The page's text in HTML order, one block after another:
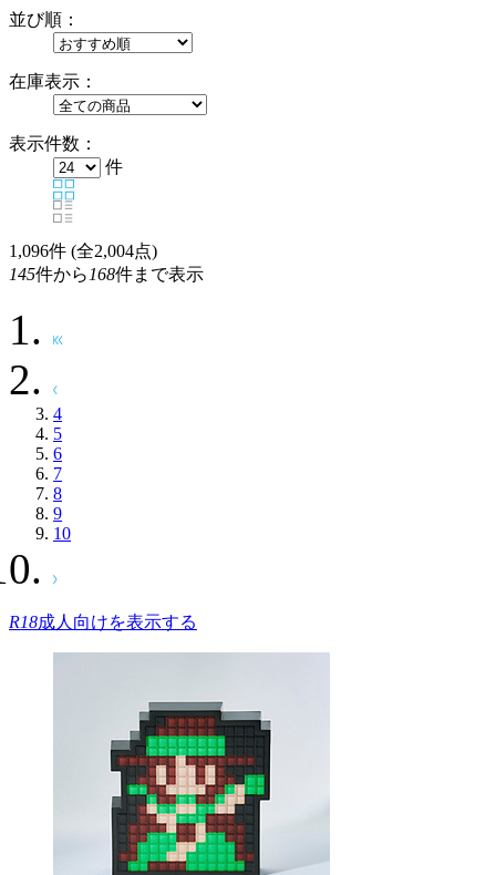
並び順：
在庫表示：
表示件数：
件
1,096件 (全2,004点)
145件から 168件まで表示
4
5
6
7
8
9
10
R18成人向けを表示する